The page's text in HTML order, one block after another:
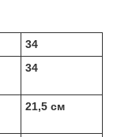
34
34
21,5 см